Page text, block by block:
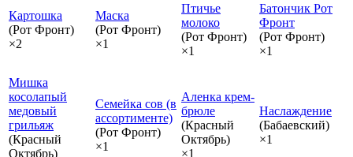
Картошка
(Рот Фронт)
×2
Маска
(Рот Фронт)
×1
Птичье
молоко
(Рот Фронт)
×1
Батончик Рот
Фронт
(Рот Фронт)
×1
Мишка
косолапый
медовый
грильяж
(Красный
Октябрь)
Семейка сов (в
ассортименте)
(Рот Фронт)
×1
Аленка крем-
брюле
(Красный
Октябрь)
×1
Наслаждение
(Бабаевский)
×1